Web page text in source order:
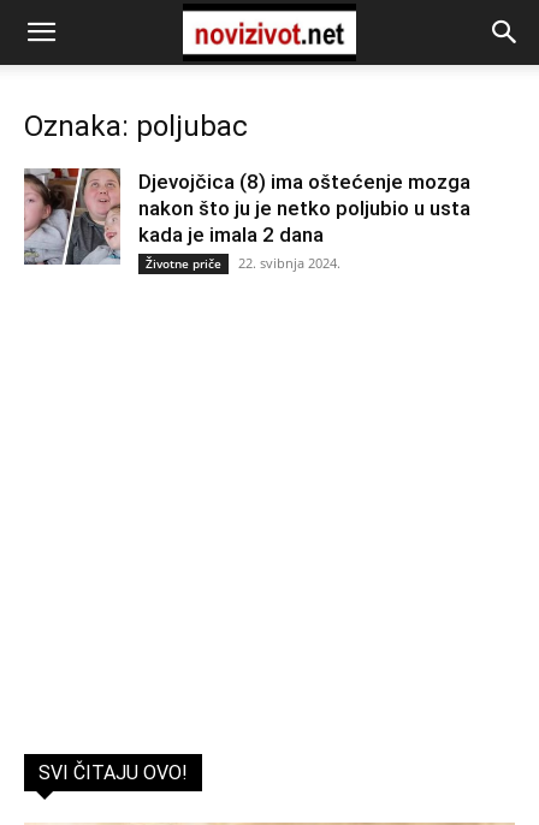
Oznaka: poljubac
Djevojčica (8) ima oštećenje mozga
nakon što ju je netko poljubio u usta
kada je imala 2 dana
Životne priče 22. svibnja 2024.
SVI ČITAJU OVO!